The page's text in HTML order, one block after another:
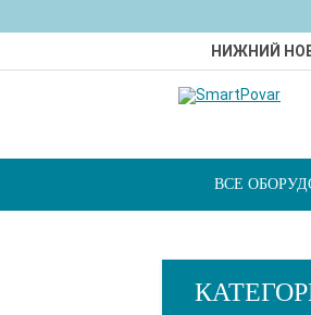
НИЖНИЙ
ВСЕ